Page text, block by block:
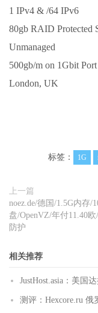
1 IPv4 & /64 IPv6
80gb RAID Protected
Unmanaged
500gb/m on 1Gbit Port
London, UK
标签： 1G
上一篇
noez.de/德国/1.5G内存/
盘/OpenVZ/年付11.40
防护
相关推荐
JustHost.asia：美国
测评：Hexcore.ru 俄